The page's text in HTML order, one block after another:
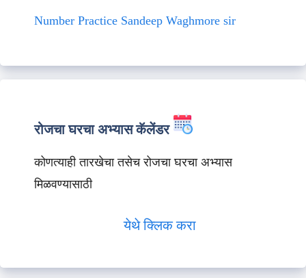
Number Practice Sandeep Waghmore sir
रोजचा घरचा अभ्यास कॅलेंडर
कोणत्याही तारखेचा तसेच रोजचा घरचा अभ्यास
मिळवण्यासाठी
येथे क्लिक करा